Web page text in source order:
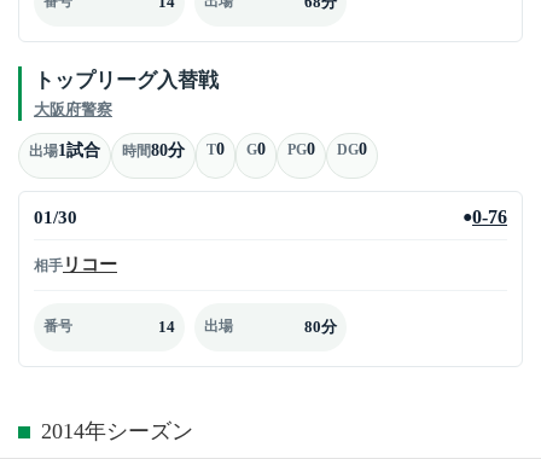
トップリーグ入替戦
大阪府警察
出場1試合 時間80分 T0 G0 PG0 DG0
01/30 ●0-76
相手 リコー
番号 14 出場 80分
2014年シーズン